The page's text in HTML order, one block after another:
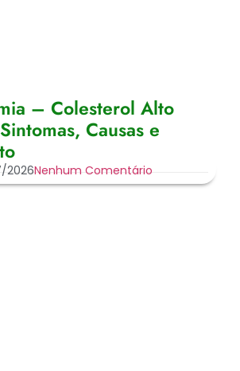
– Colesterol Alto
Causas e
2026Nenhum Comentário